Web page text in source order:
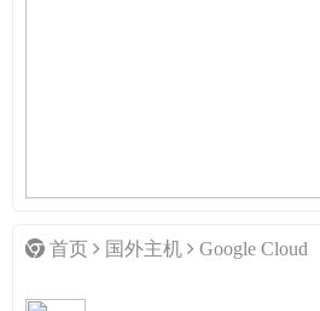
首页 国外主机 Google Cloud